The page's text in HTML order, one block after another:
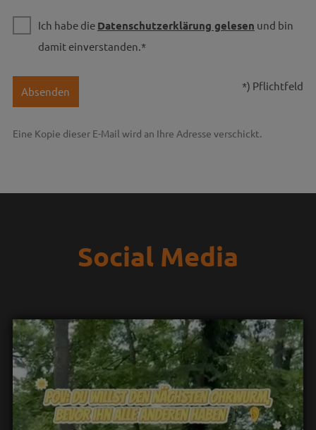
Ich habe die Datenschutzerklärung gelesen und bin
damit einverstanden.*
Absenden *) Pflichtfeld
Eine Kopie dieser E-Mail wird an Ihre Adresse verschickt.
Social Media